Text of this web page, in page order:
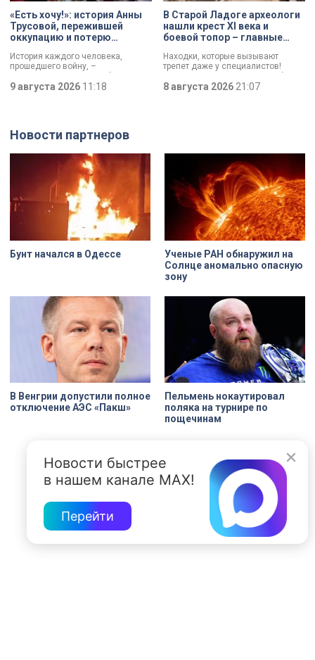
«Есть хочу!»: история Анны
Трусовой, пережившей
оккупацию и потерю
История каждого человека,
прошедшего войну, –
Сколько испытаний выпало на
она осталась совершенно одна. О
судьбе Анны Трусовой,
пережившей оккупацию
Павловска и потерю близких.
9 августа 2026 11:18
В Старой Ладоге археологи
нашли крест XI века и
боевой топор – главные
Находки, которые вызывают
трепет даже у специалистов!
тысячи лет и боевой топор – вот
8 августа 202621:07
Новости партнеров
Бунт начался в Одессе
Ученые РАН обнаружил на
Солнце аномально опасную
зону
В Венгрии допустили полное
отключение АЭС «Пакш»
Пельмень нокаутировал
поляка на турнире по
пощечинам
Новости быстрее
в нашем канале MAX!
Перейти